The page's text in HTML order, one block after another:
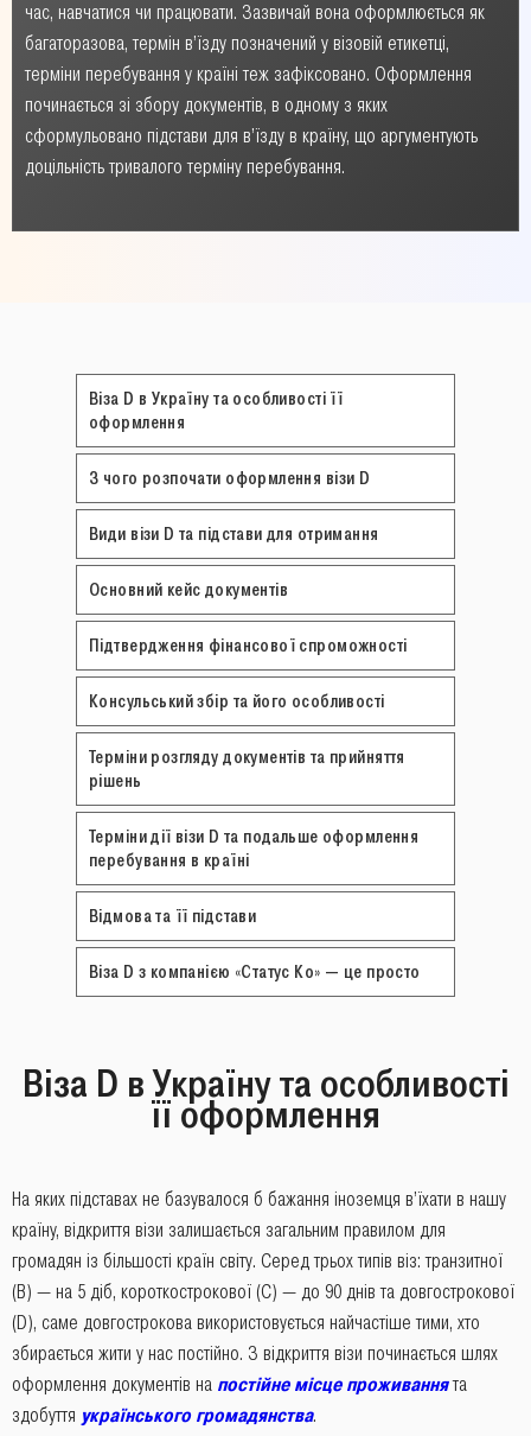
час, навчатися чи працювати. Зазвичай вона оформлюється як
багаторазова, термін в’їзду позначений у візовій етикетці,
терміни перебування у країні теж зафіксовано. Оформлення
починається зі збору документів, в одному з яких
сформульовано підстави для в’їзду в країну, що аргументують
доцільність тривалого терміну перебування.
Віза D в Україну та особливості її
оформлення
З чого розпочати оформлення візи D
Види візи D та підстави для отримання
Основний кейс документів
Підтвердження фінансової спроможності
Консульський збір та його особливості
Терміни розгляду документів та прийняття
рішень
Терміни дії візи D та подальше оформлення
перебування в країні
Відмова та її підстави
Віза D з компанією «Статус Ко» ― це просто
Віза D в Україну та особливості
її оформлення
На яких підставах не базувалося б бажання іноземця в’їхати в нашу
країну, відкриття візи залишається загальним правилом для
громадян із більшості країн світу. Серед трьох типів віз: транзитної
(В) ― на 5 діб, короткострокової (С) ― до 90 днів та довгострокової
(D), саме довгострокова використовується найчастіше тими, хто
збирається жити у нас постійно. З відкриття візи починається шлях
оформлення документів на постійне місце проживаннята
здобуття українського громадянства.